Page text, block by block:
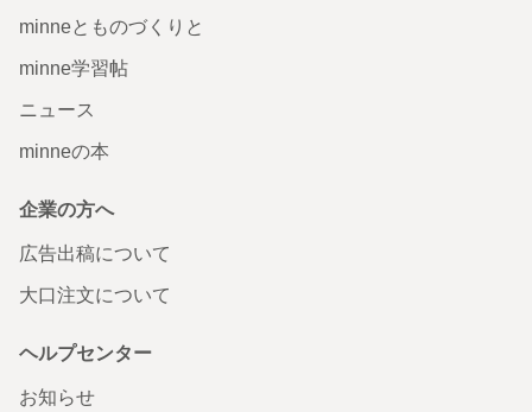
minneとものづくりと
minne学習帖
ニュース
minneの本
企業の方へ
広告出稿について
大口注文について
ヘルプセンター
お知らせ